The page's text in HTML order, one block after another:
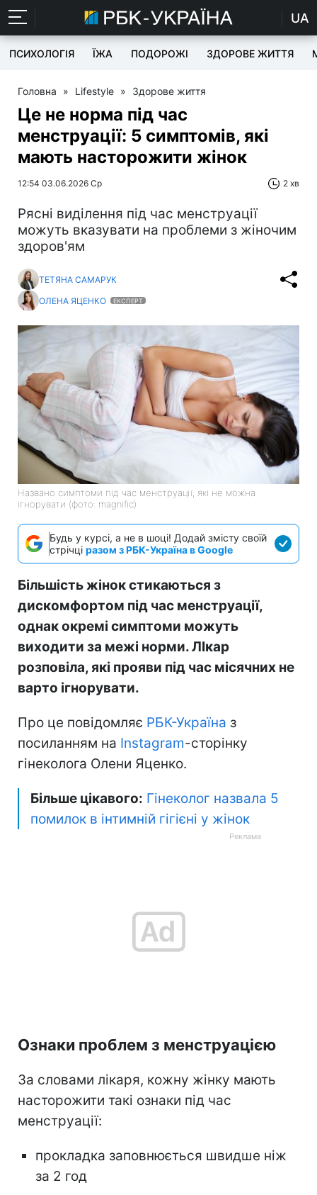
UA
ПСИХОЛОГІЯ ЇЖА ПОДОРОЖІ ЗДОРОВЕ ЖИТТЯ
Головна » Lifestyle » Здорове життя
Це не норма під час
менструації: 5 симптомів, які
мають насторожити жінок
12:54 03.06.2026 Ср 2 хв
Рясні виділення під час менструації
можуть вказувати на проблеми з жіночим
здоров'ям
ТЕТЯНА САМАРУК
ОЛЕНА ЯЦЕНКО
ЕКСПЕРТ
Названо симптоми під час менструації, які не можна
ігнорувати (фото: magnific)
Будь у курсі, а не в шоці! Додай змісту своїй
стрічці разом з РБК-Україна в Google
Більшість жінок стикаються з
дискомфортом під час менструації,
однак окремі симптоми можуть
виходити за межі норми. ЛІкар
розповіла, які прояви під час місячних не
варто ігнорувати.
Про це повідомляє РБК-Україна з
посиланням на Instagram-сторінку
гінеколога Олени Яценко.
Більше цікавого: Гінеколог назвала 5
помилок в інтимній гігієні у жінок
Ознаки проблем з менструацією
За словами лікаря, кожну жінку мають
насторожити такі ознаки під час
менструації:
прокладка заповнюється швидше ніж
за 2 год